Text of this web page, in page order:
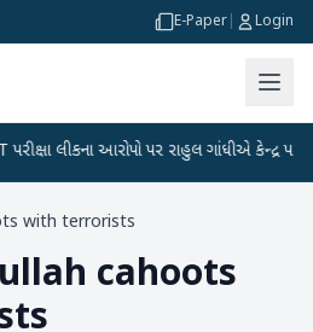
E-Paper Login
લીકના આરોપો પર રાહુલ ગાંધીએ કેન્દ્ર પર
with terrorists
cahoots